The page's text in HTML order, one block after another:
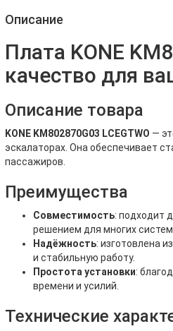
Описание
Плата KONE
качество для
Описание товара
KONE KM802870G03 LCEGTWO —
эскалаторах. Она обеспечивает
пассажиров.
Преимущества
Совместимость: подходит
решением для многих систем.
Надёжность: изготовлена
и стабильную работу.
Простота установки:
времени и усилий.
Технические